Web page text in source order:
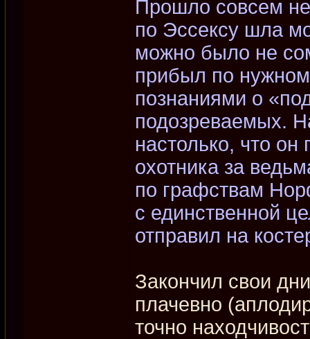
Прошло совсем
по Эссексу шла
можно было не
прибыл по
познаниями о
подозреваемых.
настолько, что он
охотника за
по графствам
с единственной
отправил на
Закончил свои
плачевно
точно